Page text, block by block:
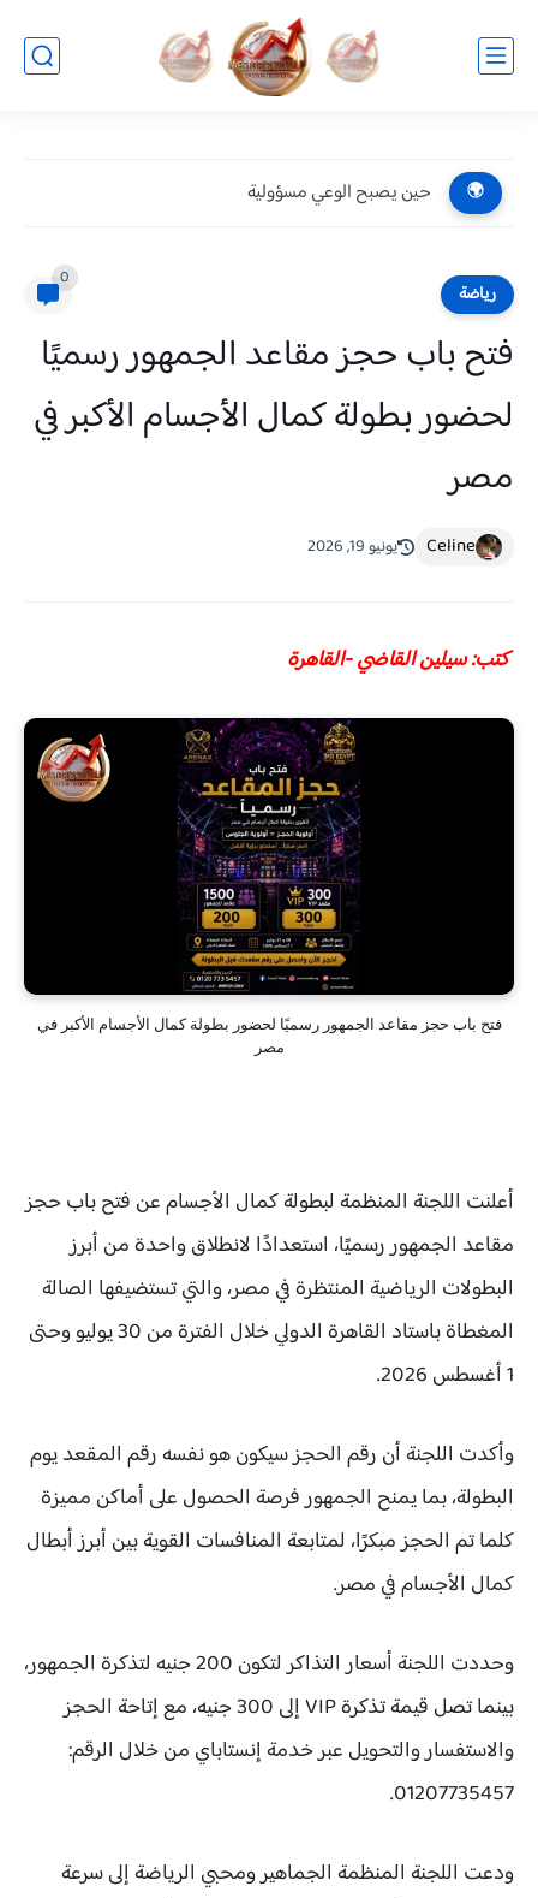
🌍 حين يصبح الوعي مسؤولية
رياضة
0
فتح باب حجز مقاعد الجمهور رسميًا
لحضور بطولة كمال الأجسام الأكبر في
مصر
Celine يونيو 19, 2026
كتب: سيلين القاضي -القاهرة
فتح باب حجز مقاعد الجمهور رسميًا لحضور بطولة كمال الأجسام الأكبر في
مصر
أعلنت اللجنة المنظمة لبطولة كمال الأجسام عن فتح باب حجز
مقاعد الجمهور رسميًا، استعدادًا لانطلاق واحدة من أبرز
البطولات الرياضية المنتظرة في مصر، والتي تستضيفها الصالة
المغطاة باستاد القاهرة الدولي خلال الفترة من 30 يوليو وحتى
1 أغسطس 2026.
وأكدت اللجنة أن رقم الحجز سيكون هو نفسه رقم المقعد يوم
البطولة، بما يمنح الجمهور فرصة الحصول على أماكن مميزة
كلما تم الحجز مبكرًا، لمتابعة المنافسات القوية بين أبرز أبطال
كمال الأجسام في مصر.
وحددت اللجنة أسعار التذاكر لتكون 200 جنيه لتذكرة الجمهور،
بينما تصل قيمة تذكرة VIP إلى 300 جنيه، مع إتاحة الحجز
والاستفسار والتحويل عبر خدمة إنستاباي من خلال الرقم:
01207735457.
ودعت اللجنة المنظمة الجماهير ومحبي الرياضة إلى سرعة